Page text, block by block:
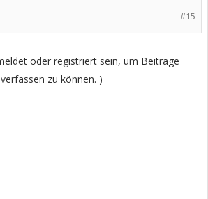
#15
oder registriert sein, um Beiträge
verfassen zu können. )